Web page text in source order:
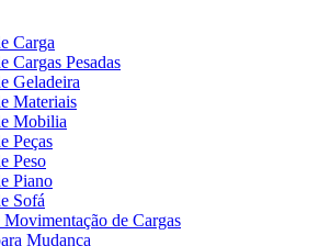
Carga
Cargas Pesadas
Geladeira
Materiais
Mobilia
Peças
Peso
Piano
Sofá
Movimentação de Cargas
Mudança